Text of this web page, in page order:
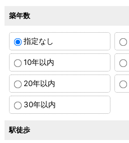
築年数
指定なし
10年以内
20年以内
30年以内
駅徒歩